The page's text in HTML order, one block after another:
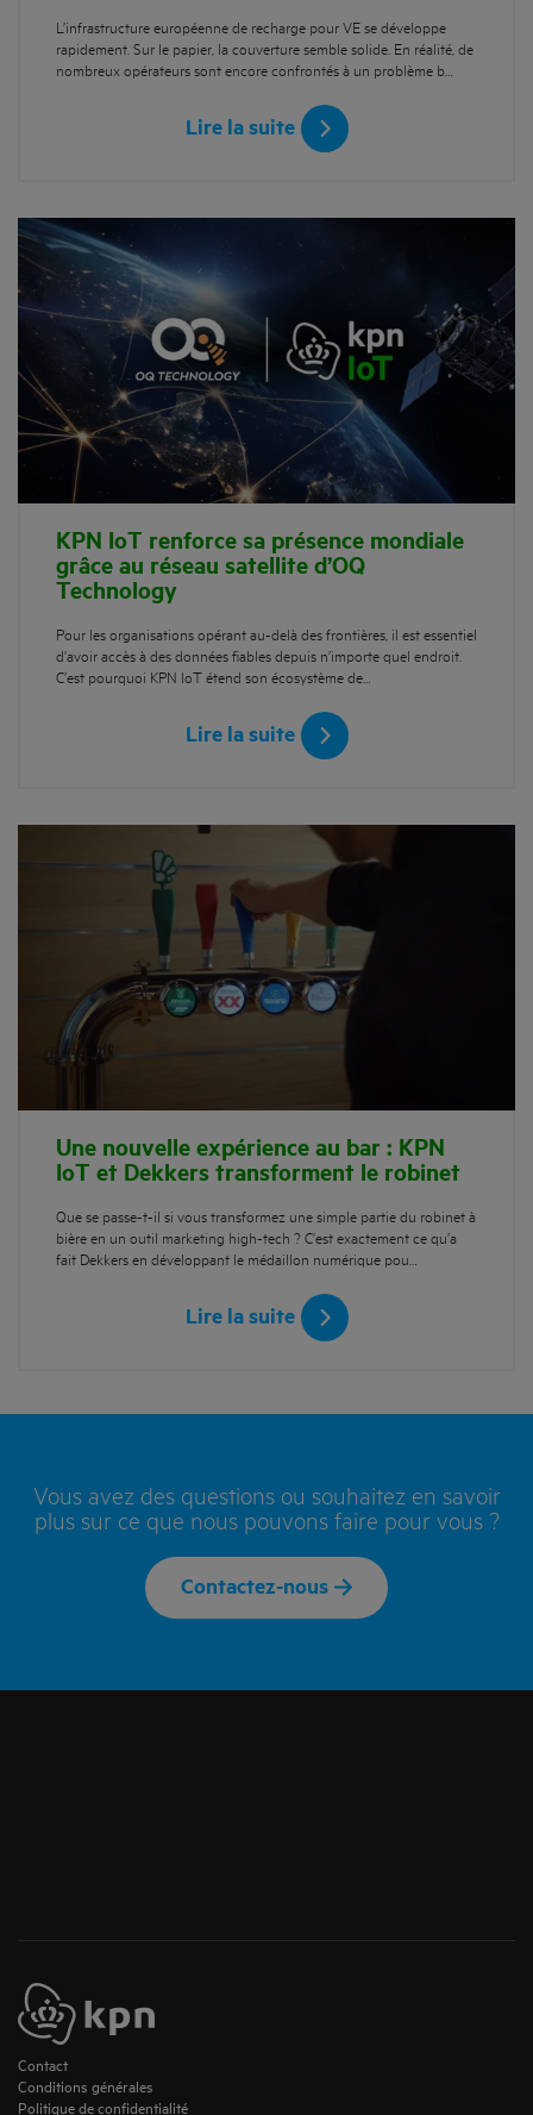
L’infrastructure européenne de recharge pour VE se développe
rapidement. Sur le papier, la couverture semble solide. En réalité, de
nombreux opérateurs sont encore confrontés à un problème b…
Lire la suite
KPN IoT renforce sa présence mondiale
grâce au réseau satellite d’OQ
Technology
Pour les organisations opérant au-delà des frontières, il est essentiel
d’avoir accès à des données fiables depuis n’importe quel endroit.
C’est pourquoi KPN IoT étend son écosystème de…
Lire la suite
Une nouvelle expérience au bar : KPN
IoT et Dekkers transforment le robinet
Que se passe-t-il si vous transformez une simple partie du robinet à
bière en un outil marketing high-tech ? C’est exactement ce qu’a
fait Dekkers en développant le médaillon numérique pou…
Lire la suite
Vous avez des questions ou souhaitez en savoir
plus sur ce que nous pouvons faire pour vous ?
Contactez-nous
Contact
Conditions générales
Politique de confidentialité